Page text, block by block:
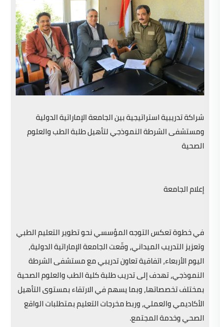
شراكة تدريبية استراتيجية بين الجامعة الإماراتية الدولية
ومستشفى الشرطة النموذجي لتأهيل طلبة الطب والعلوم
الصحية
إعلام الجامعة
في خطوة تعكس التوجه المؤسسي نحو تطوير التعليم الطبي
وتعزيز التدريب الميداني، وقّعت الجامعة الإماراتية الدولية،
اليوم الأربعاء، اتفاقية تعاون تدريبي مع مستشفى الشرطة
النموذجي، تهدف إلى تدريب طلبة كلية الطب والعلوم الصحية
بمختلف تخصصاتها، وبما يسهم في الارتقاء بمستوى التأهيل
الأكاديمي والعملي، وربط مخرجات التعليم بمتطلبات الواقع
الصحي وخدمة المجتمع.